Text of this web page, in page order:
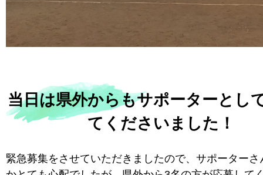
当日は県外からもサポーターとし
てくださいました！
緊急募集をさせていただきましたので、サポーターさ